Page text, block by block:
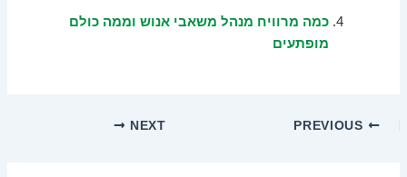
כמה מרוויח מנהל משאבי אנוש וממה כולם
מופתעים
NEXT